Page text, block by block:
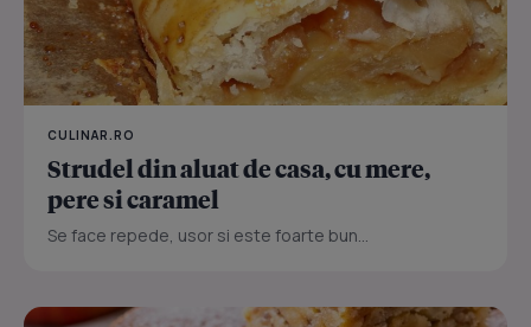
CULINAR.RO
Strudel din aluat de casa, cu mere,
pere si caramel
Se face repede, usor si este foarte bun...